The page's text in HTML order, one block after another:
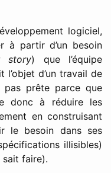
logiciel,
à partir d’un besoin
story) que l’équipe
l’objet d’un travail de
pas prête parce que
donc à réduire les
en construisant
le besoin dans ses
illisibles)
faire).